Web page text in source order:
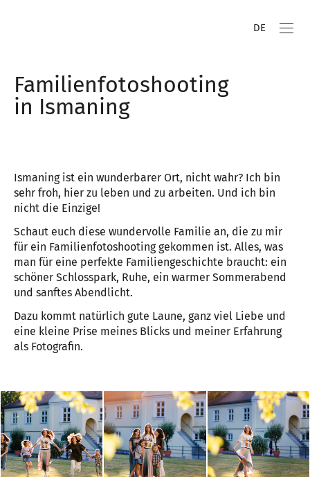
DE
Familienfotoshooting
in Ismaning
Ismaning ist ein wunderbarer Ort, nicht wahr? Ich bin
sehr froh, hier zu leben und zu arbeiten. Und ich bin
nicht die Einzige!
Schaut euch diese wundervolle Familie an, die zu mir
für ein Familienfotoshooting gekommen ist. Alles, was
man für eine perfekte Familiengeschichte braucht: ein
schöner Schlosspark, Ruhe, ein warmer Sommerabend
und sanftes Abendlicht.
Dazu kommt natürlich gute Laune, ganz viel Liebe und
eine kleine Prise meines Blicks und meiner Erfahrung
als Fotografin.